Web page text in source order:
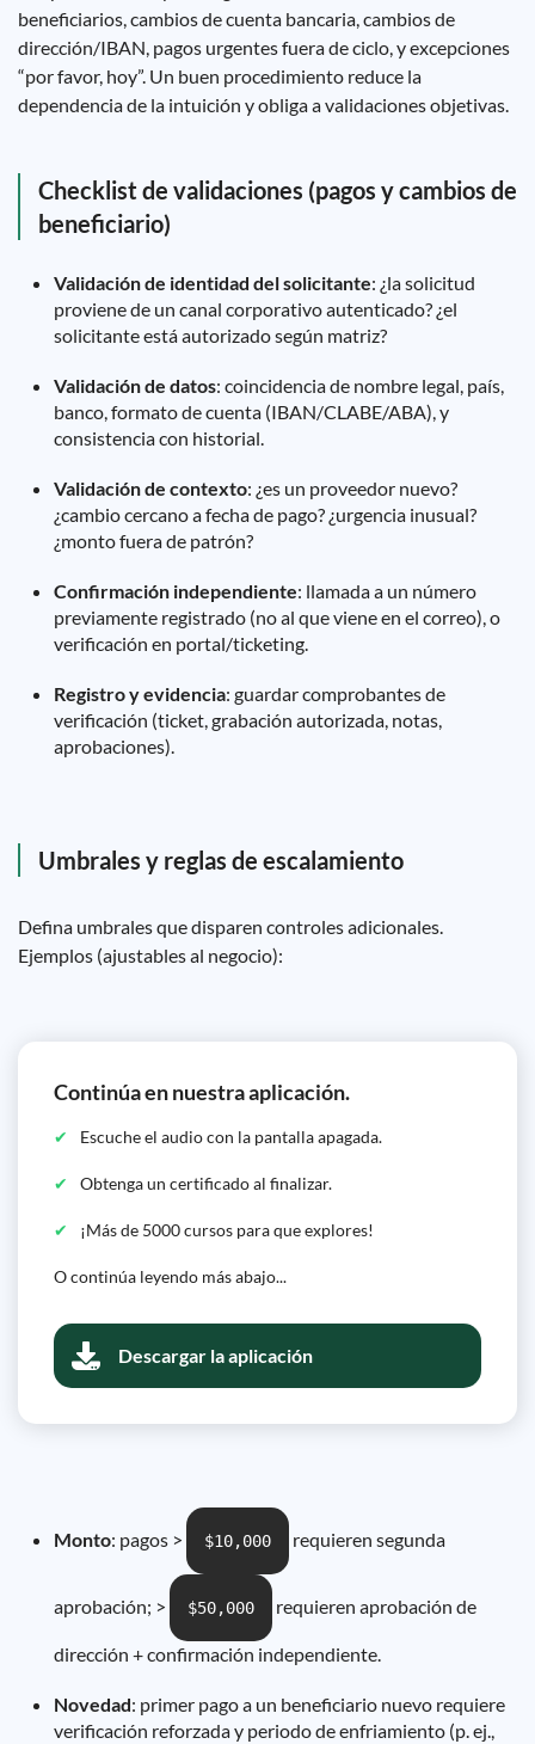
beneficiarios, cambios de cuenta bancaria, cambios de
dirección/IBAN, pagos urgentes fuera de ciclo, y excepciones
“por favor, hoy”. Un buen procedimiento reduce la
dependencia de la intuición y obliga a validaciones objetivas.
Checklist de validaciones (pagos y cambios de
beneficiario)
Validación de identidad del solicitante: ¿la solicitud
proviene de un canal corporativo autenticado? ¿el
solicitante está autorizado según matriz?
Validación de datos: coincidencia de nombre legal, país,
banco, formato de cuenta (IBAN/CLABE/ABA), y
consistencia con historial.
Validación de contexto: ¿es un proveedor nuevo?
¿cambio cercano a fecha de pago? ¿urgencia inusual?
¿monto fuera de patrón?
Confirmación independiente: llamada a un número
previamente registrado (no al que viene en el correo), o
verificación en portal/ticketing.
Registro y evidencia: guardar comprobantes de
verificación (ticket, grabación autorizada, notas,
aprobaciones).
Umbrales y reglas de escalamiento
Defina umbrales que disparen controles adicionales.
Ejemplos (ajustables al negocio):
Continúa en nuestra aplicación.
Escuche el audio con la pantalla apagada.
Obtenga un certificado al finalizar.
¡Más de 5000 cursos para que explores!
O continúa leyendo más abajo...
Descargar la aplicación
Monto: pagos > $10,000 requieren segunda
aprobación; > $50,000 requieren aprobación de
dirección + confirmación independiente.
Novedad: primer pago a un beneficiario nuevo requiere
verificación reforzada y periodo de enfriamiento (p. ej.,